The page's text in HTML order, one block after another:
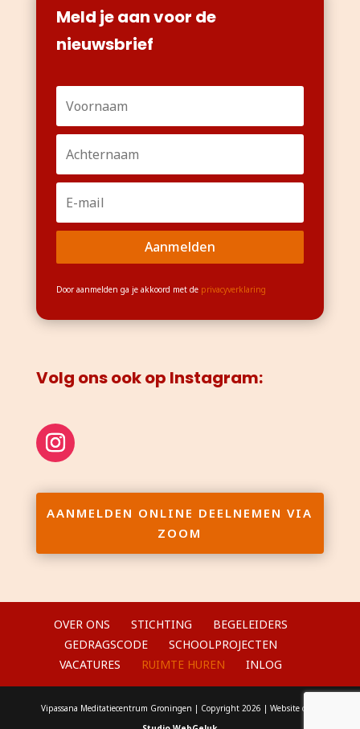
Meld je aan voor de
nieuwsbrief
Aanmelden
Door aanmelden ga je akkoord met de privacyverklaring
Volg ons ook op Instagram:
AANMELDEN ONLINE DEELNEMEN VIA
ZOOM
OVER ONS STICHTING
BEGELEIDERS
GEDRAGSCODE
SCHOOLPROJECTEN
VACATURES
RUIMTE HUREN INLOG
Vipassana Meditatiecentrum Groningen | Copyright 2026 | Website door